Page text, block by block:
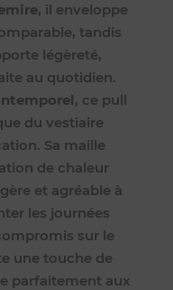
, il enveloppe
tandis
légèreté,
au quotidien.
, ce pull
du vestiaire
Sa maille
de chaleur
et agréable à
les journées
sur le
une touche de
parfaitement aux